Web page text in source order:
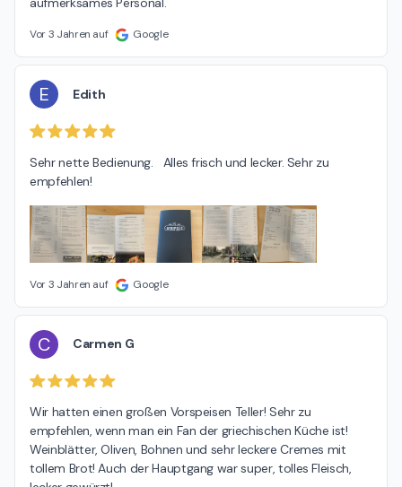
Vor 3 Jahren auf Google
E Edith
Sehr nette Bedienung.   Alles frisch und lecker. Sehr zu
empfehlen!
Vor 3 Jahren auf Google
C Carmen G
Wir hatten einen großen Vorspeisen Teller! Sehr zu
empfehlen, wenn man ein Fan der griechischen Küche ist!
Weinblätter, Oliven, Bohnen und sehr leckere Cremes mit
tollem Brot! Auch der Hauptgang war super, tolles Fleisch,